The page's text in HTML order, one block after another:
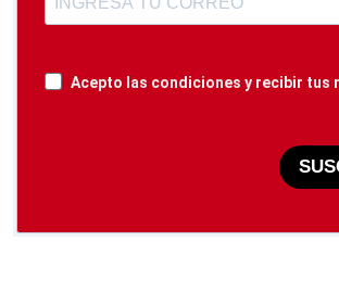
Acepto las condiciones y recibir tus